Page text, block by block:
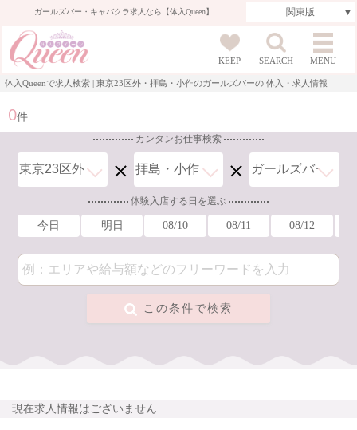
ガールズバー・キャバクラ求人なら【体入Queen】
KEEP SEARCH MENU
体入Queenで求人検索 | 東京23区外・拝島・小作のガールズバーの 体入・求人情報
お仕事一覧
0件
カンタンお仕事検索
体験入店する日を選ぶ
今日 明日 08/10 08/11 08/12
この条件で検索
現在求人情報はございません